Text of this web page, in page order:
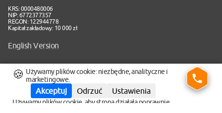
KRS: 0000480006
NIP: 6772377357
REGON: 122944778
Kapitał zakładowy: 10 000 zł
English Version
Polityka Prywatności Polityka Cookies
Mapa Strony
Copyright 2008 - 2026 ©
desi9n.pl
🍪 Używamy plików cookie: niezbędne, analityczne i
marketingowe.
Akceptuj Odrzuć Ustawienia
Używamy plików cookie, aby strona działała poprawnie